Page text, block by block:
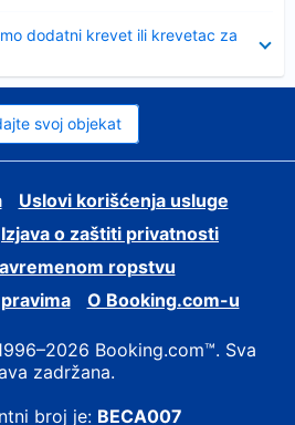
dodatni krevet ili krevetac za
svoj objekat
Uslovi korišćenja usluge
Izjava o zaštiti privatnosti
ropstvu
О Booking.com-u
Booking.com™. Sva
zadržana.
broj je: BECA007